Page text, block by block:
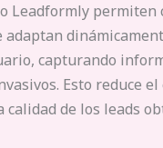
Leadformly permiten
capturando
Esto reduce
calidad de los leads